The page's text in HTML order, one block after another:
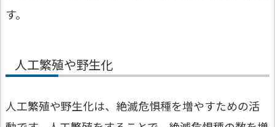
す。
人工繁殖や野生化
人工繁殖や野生化は、絶滅危惧種を増やすための活